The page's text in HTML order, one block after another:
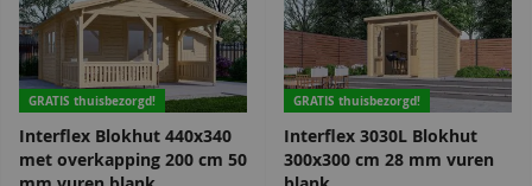
GRATIS thuisbezorgd!
Interflex Blokhut 440x340
met overkapping 200 cm 50
GRATIS thuisbezorgd!
Interflex 3030L Blokhut
300x300 cm 28 mm vuren